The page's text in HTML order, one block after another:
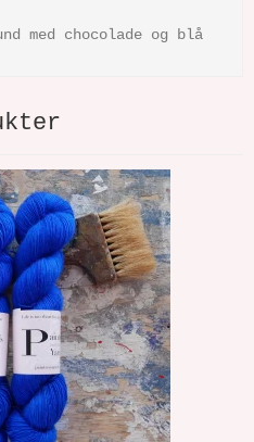
med chocolade og blå